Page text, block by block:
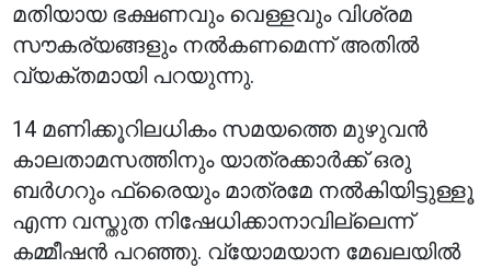
മതിയായ ഭക്ഷണവും വെള്ളവും വിശ്രമ
സൗകര്യങ്ങളും നൽകണമെന്ന് അതിൽ
വ്യക്തമായി പറയുന്നു.
14 മണിക്കൂറിലധികം സമയത്തെ മുഴുവൻ
കാലതാമസത്തിനും യാത്രക്കാർക്ക് ഒരു
ബർഗറും ഫ്രൈയും മാത്രമേ നൽകിയിട്ടുള്ളൂ
എന്ന വസ്തുത നിഷേധിക്കാനാവില്ലെന്ന്
കമ്മീഷൻ പറഞ്ഞു. വ്യോമയാന മേഖലയിൽ